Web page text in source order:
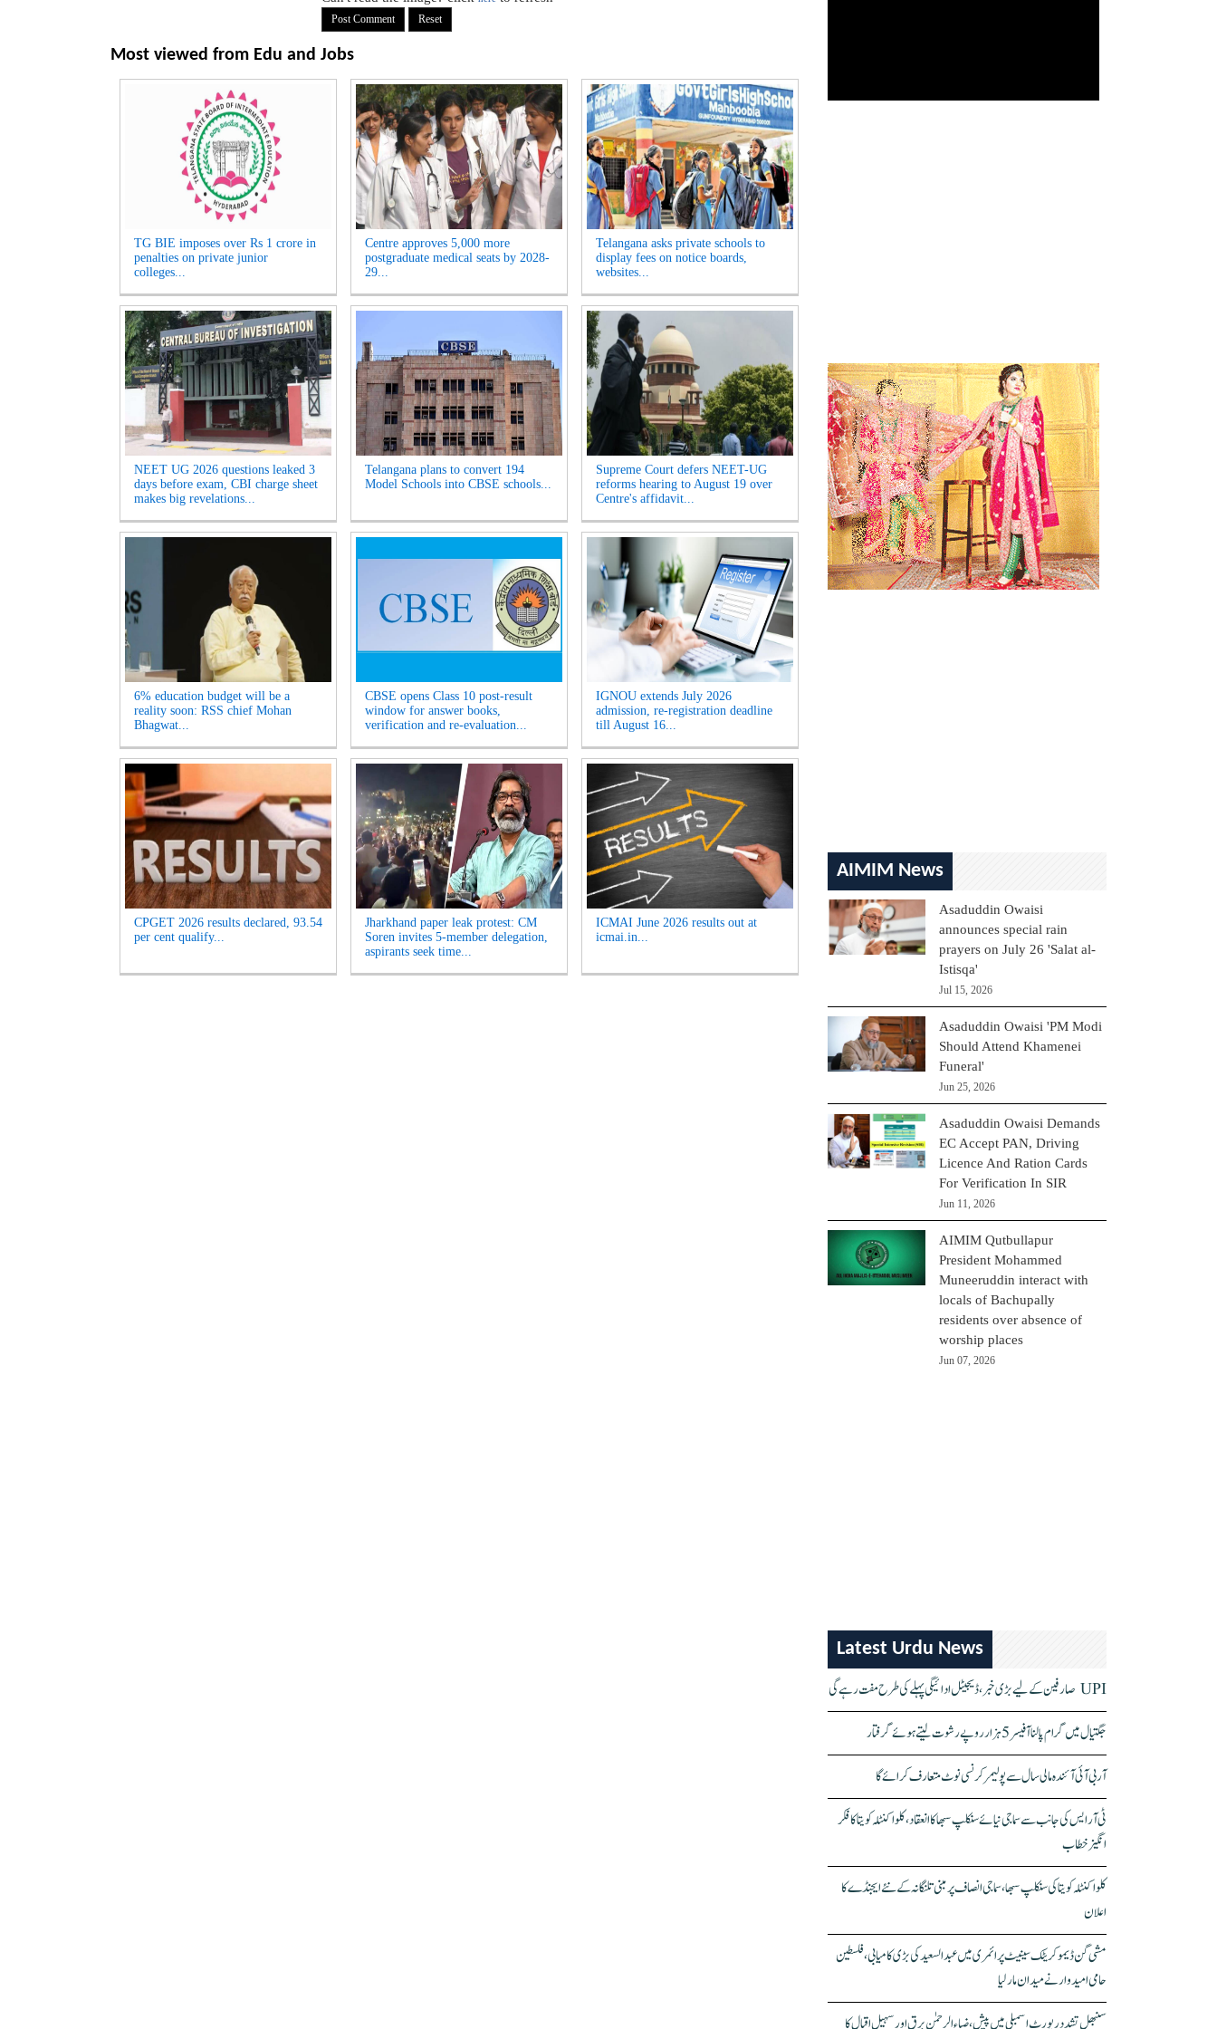
Most viewed from Edu and Jobs
TG BIE imposes over Rs 1 crore in
penalties on private junior
colleges...
Centre approves 5,000 more
postgraduate medical seats by 2028-
29...
Telangana asks private schools to
display fees on notice boards,
websites...
NEET UG 2026 questions leaked 3
days before exam, CBI charge sheet
makes big revelations...
Telangana plans to convert 194
Model Schools into CBSE schools...
Supreme Court defers NEET-UG
reforms hearing to August 19 over
Centre's affidavit...
6% education budget will be a
reality soon: RSS chief Mohan
Bhagwat...
CBSE opens Class 10 post-result
window for answer books,
verification and re-evaluation...
IGNOU extends July 2026
admission, re-registration deadline
till August 16...
CPGET 2026 results declared, 93.54
per cent qualify...
Jharkhand paper leak protest: CM
Soren invites 5-member delegation,
aspirants seek time...
ICMAI June 2026 results out at
icmai.in...
AIMIM News
Asaduddin Owaisi
announces special rain
prayers on July 26 'Salat al-
Istisqa'
Jul 15, 2026
Asaduddin Owaisi 'PM Modi
Should Attend Khamenei
Funeral'
Jun 25, 2026
Asaduddin Owaisi Demands
EC Accept PAN, Driving
Licence And Ration Cards
For Verification In SIR
Jun 11, 2026
AIMIM Qutbullapur
President Mohammed
Muneeruddin interact with
locals of Bachupally
residents over absence of
worship places
Jun 07, 2026
Latest Urdu News
UPI صارفین کے لیے بڑی خبر، ڈیجیٹل ادائیگی پہلے کی طرح مفت رہے گی
جگتیال میں گرام پالنا آفیسر 5 ہزار روپے رشوت لیتے ہوئے گرفتار
آر بی آئی آئندہ مالی سال سے پولیمر کرنسی نوٹ متعارف کرائے گا
ٹی آر ایس کی جانب سے سماجی نیائے سنکلپ سبھا کا انعقاد، کلواکنٹلہ کویتا کا فکر
انگیز خطاب
کلواکنٹلہ کویتا کی سنکلپ سبھا، سماجی انصاف پر مبنی تلنگانہ کے نئے ایجنڈے کا
اعلان
مشی گن ڈیموکریٹک سینیٹ پرائمری میں عبدالسعید کی بڑی کامیابی، فلسطین
حامی امیدوار نے میدان مار لیا
سنبھل تشدد رپورٹ اسمبلی میں پیش، ضیاء الرحمٰن برق اور سہیل اقبال کا